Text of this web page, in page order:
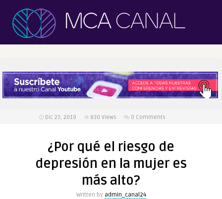
Dic 23, 2019 830 Views 0 Comments
¿Por qué el riesgo de
depresión en la mujer es
más alto?
Written by admin_canal24